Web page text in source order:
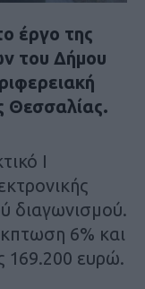
έργο της
του Δήμου
Θεσσαλίας.
Ι
διαγωνισμού.
6% και
169.200 ευρώ.